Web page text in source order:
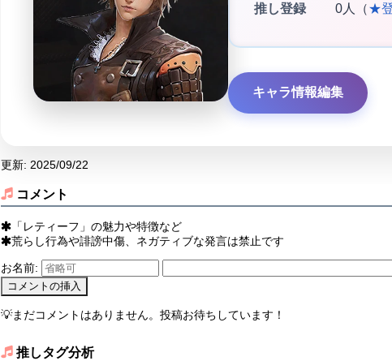
推し登録 0人（★
キャラ情報編集
更新: 2025/09/22
コメント
「レティーフ」の魅力や特徴など
荒らし行為や誹謗中傷、ネガティブな発言は禁止です
お名前:
💡まだコメントはありません。投稿お待ちしています！
推しタグ分析